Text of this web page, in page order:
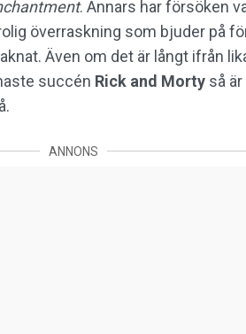
. Annars har försöken
överraskning som bjuder på
Även om det är långt ifrån
succén Rick and Morty så
ANNONS